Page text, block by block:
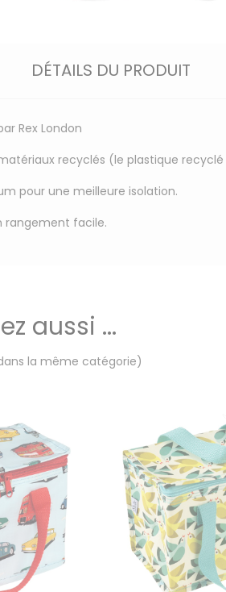
DÉTAILS DU PRODUIT
Rex London
recyclés (le plastique
pour une meilleure isolation.
rangement facile.
aussi ...
la même catégorie)